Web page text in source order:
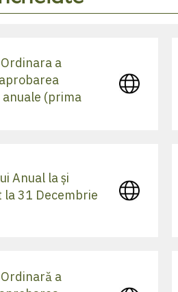
a
(prima
Anual la și
31 Decembrie
a